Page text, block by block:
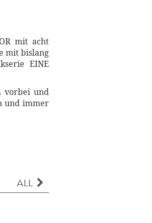
mit acht
mit bislang
EINE
vorbei und
und immer
ALL